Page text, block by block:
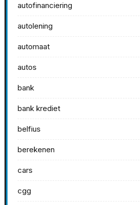
autofinanciering
autolening
automaat
autos
bank
bank krediet
belfius
berekenen
cars
cgg